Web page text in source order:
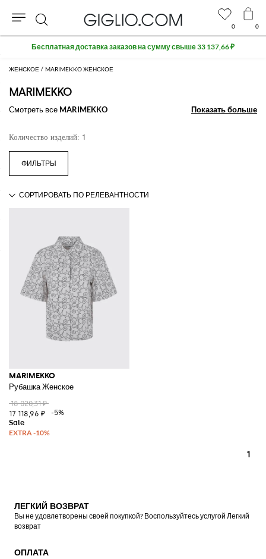
ЖЕНСКОЕ MARIMEKKO ЖЕНСКОЕ
MARIMEKKO
Смотреть все MARIMEKKO Показать больше
Показать больше
Количество изделий: 1
MARIMEKKO
Рубашка Женское
18 020,31 ₽
17 118,96 ₽
-5%
1
0 0
Поиск
Бесплатная доставка заказов на сумму свыше 33 137,66 ₽
ЛЕГКИЙ ВОЗВРАТ
Вы не удовлетворены своей покупкой? Воспользуйтесь услугой Легкий
возврат
ОПЛАТА